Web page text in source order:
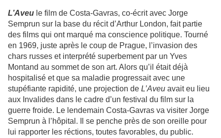
L’Aveu le film de Costa-Gavras, co-écrit avec Jorge
Semprun sur la base du récit d’Arthur London, fait partie
des films qui ont marqué ma conscience politique. Tourné
en 1969, juste après le coup de Prague, l’invasion des
chars russes et interprété superbement par un Yves
Montand au sommet de son art. Alors qu’il était déjà
hospitalisé et que sa maladie progressait avec une
stupéfiante rapidité, une projection de L’Aveu avait eu lieu
aux Invalides dans le cadre d’un festival du film sur la
guerre froide. Le lendemain Costa-Gavras va visiter Jorge
Semprun à l’hôpital. Il se penche près de son oreille pour
lui rapporter les réctions, toutes favorables, du public.